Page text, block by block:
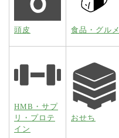
頭皮 食品・グルメ
HMB・サプ
リ・プロテ
イン
おせち